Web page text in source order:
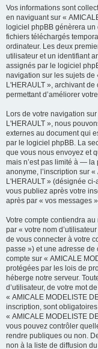
Vos informations sont
en naviguant sur «
logiciel phpBB génèrera
fichiers téléchargés
ordinateur. Les deux
utilisateur et un identifiant
assignés par le logiciel
navigation sur les sujets de
L'HERAULT », archivant
permettant d’améliorer
Lors de votre navigation
L'HERAULT », nous
externes au document qui
par le logiciel phpBB. La
que vous nous envoyez et
mais n’est pas limité à — la
anonyme, l’inscription sur
L'HERAULT » (désignée
vous publiez après votre
après par « vos messages
Votre compte contiendra
par « votre nom
de vous connecter à votre
passe ») et une adresse
compte sur « AMICALE
protégées par les lois de
héberge notre serveur.
d’utilisateur, de votre mot
« AMICALE MODELISTE
inscription, sont
« AMICALE MODELISTE
vous pouvez contrôler
rendre publiques ou non.
non à la liste de diffusion